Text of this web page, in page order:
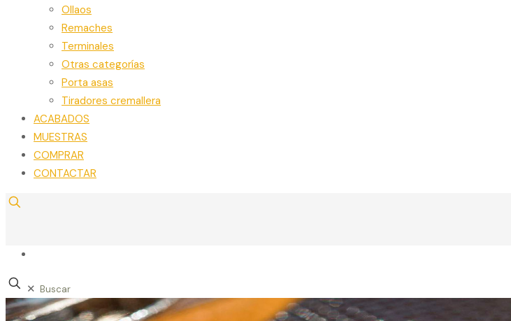
Ollaos
Remaches
Terminales
Otras categorías
Porta asas
Tiradores cremallera
ACABADOS
MUESTRAS
COMPRAR
CONTACTAR
✕